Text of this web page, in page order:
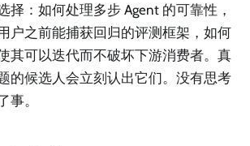
择：如何处理多步 Agent 的可靠性，
户之前能捕获回归的评测框架，如何
其可以迭代而不破坏下游消费者。真
的候选人会立刻认出它们。没有思考
事。